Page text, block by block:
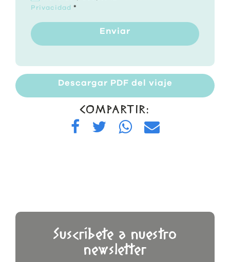
Privacidad *
Enviar
Descargar PDF del viaje
COMPARTIR:
Suscríbete a nuestro
newsletter